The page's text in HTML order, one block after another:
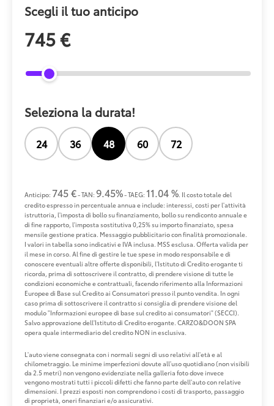
Scegli il tuo anticipo
745 €
Seleziona la durata!
24 36 48 60 72
Anticipo: 745 €- TAN: 9.45%- TAEG: 11.04 %. Il costo totale del
credito espresso in percentuale annua e include: interessi, costi per l'attività
istruttoria, l'imposta di bollo su finanziamento, bollo su rendiconto annuale e
di fine rapporto, l'imposta sostitutiva 0,25% su importo finanziato, spesa
mensile gestione pratica. Messaggio pubblicitario con finalità promozionale.
I valori in tabella sono indicativi e IVA inclusa. MSS esclusa. Offerta valida per
il mese in corso. Al fine di gestire le tue spese in modo responsabile e di
conoscere eventuali altre offerte disponibili, l'Istituto di Credito erogante ti
ricorda, prima di sottoscrivere il contratto, di prendere visione di tutte le
condizioni economiche e contrattuali, facendo riferimento alla Informazioni
Europee di Base sul Credito ai Consumatori presso il punto vendita. In ogni
caso prima di sottoscrivere il contratto si consiglia di prendere visione del
modulo "Informazioni europee di base sul credito ai consumatori" (SECCI).
Salvo approvazione dell'Istituto di Credito erogante. CARZO&DOON SPA
opera quale intermediario del credito NON in esclusiva.
L'auto viene consegnata con i normali segni di uso relativi all'età e al
chilometraggio. Le minime imperfezioni dovute all'uso quotidiano (non visibili
da 2.5 metri) non vengono evidenziate nella galleria foto dove invece
vengono mostrati tutti i piccoli difetti che fanno parte dell'auto con relative
dimensioni. I prezzi esposti non comprendono i costi di trasporto, passaggio
di proprietà, oneri finanziari e/o assicurativi.